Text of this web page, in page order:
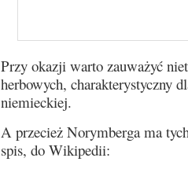
Przy okazji warto zauważyć
herbowych, charakterystyczny
niemieckiej.
A przecież Norymberga ma
spis, do Wikipedii: